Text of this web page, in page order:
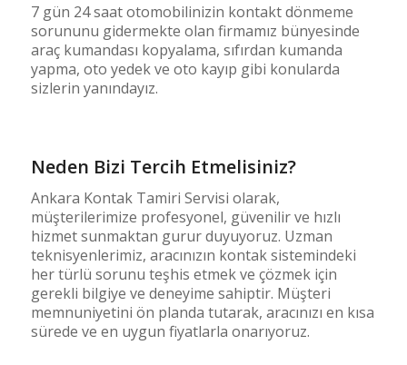
7 gün 24 saat otomobilinizin kontakt dönmeme
sorununu gidermekte olan firmamız bünyesinde
araç kumandası kopyalama, sıfırdan kumanda
yapma, oto yedek ve oto kayıp gibi konularda
sizlerin yanındayız.
Neden Bizi Tercih Etmelisiniz?
Ankara Kontak Tamiri Servisi olarak,
müşterilerimize profesyonel, güvenilir ve hızlı
hizmet sunmaktan gurur duyuyoruz. Uzman
teknisyenlerimiz, aracınızın kontak sistemindeki
her türlü sorunu teşhis etmek ve çözmek için
gerekli bilgiye ve deneyime sahiptir. Müşteri
memnuniyetini ön planda tutarak, aracınızı en kısa
sürede ve en uygun fiyatlarla onarıyoruz.